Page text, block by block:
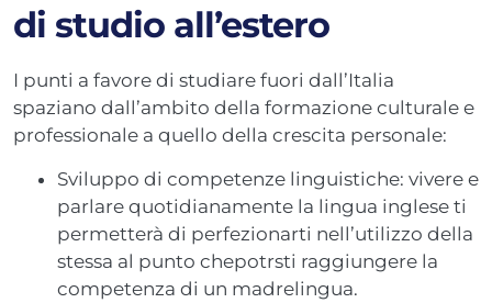
di studio all’estero
I punti a favore di studiare fuori dall’Italia
spaziano dall’ambito della formazione culturale e
professionale a quello della crescita personale:
Sviluppo di competenze linguistiche: vivere e
parlare quotidianamente la lingua inglese ti
permetterà di perfezionarti nell’utilizzo della
stessa al punto chepotrsti raggiungere la
competenza di un madrelingua.